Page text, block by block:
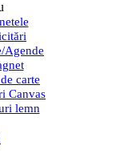
Agende
carte
Canvas
lemn